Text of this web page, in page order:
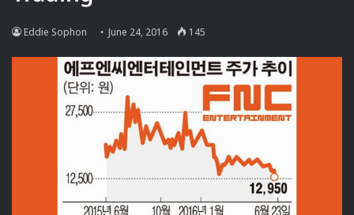
https://www.youtube.com/watch?v=TZ7qCv7gFhg
เสตจพิเศษของ ฮานิ EXID และ จีฮุน KNK ในเพลง Trouble
https://www.youtube.com/watch?v=w4PJFD_Q2nU
เสตจพิเศษของ โซยู SISTAR และ Shownu Monsta X ใน
เพลง Ear’s Candy